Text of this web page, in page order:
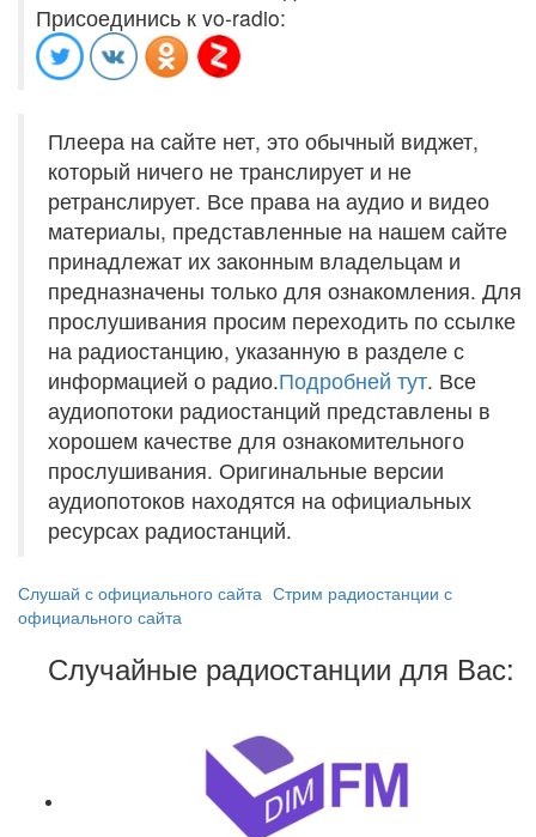
Присоединись к vo-radio:
Плеера на сайте нет, это обычный виджет,
который ничего не транслирует и не
ретранслирует. Все права на аудио и видео
материалы, представленные на нашем сайте
принадлежат их законным владельцам и
предназначены только для ознакомления. Для
прослушивания просим переходить по ссылке
на радиостанцию, указанную в разделе с
информацией о радио.Подробней тут. Все
аудиопотоки радиостанций представлены в
хорошем качестве для ознакомительного
прослушивания. Оригинальные версии
аудиопотоков находятся на официальных
ресурсах радиостанций.
Слушай с официального сайта Стрим радиостанции с
официального сайта
Случайные радиостанции для Вас: